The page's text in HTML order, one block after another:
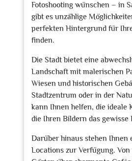
Fotoshooting wünschen – in
gibt es unzählige
perfekten Hintergrund für
finden.
Die Stadt bietet eine
Landschaft mit malerischen
Wiesen und historischen
Stadtzentrum oder in der
kann Ihnen helfen, die ideale
die Ihren Bildern das gewisse
Darüber hinaus stehen Ihnen
Locations zur Verfügung.